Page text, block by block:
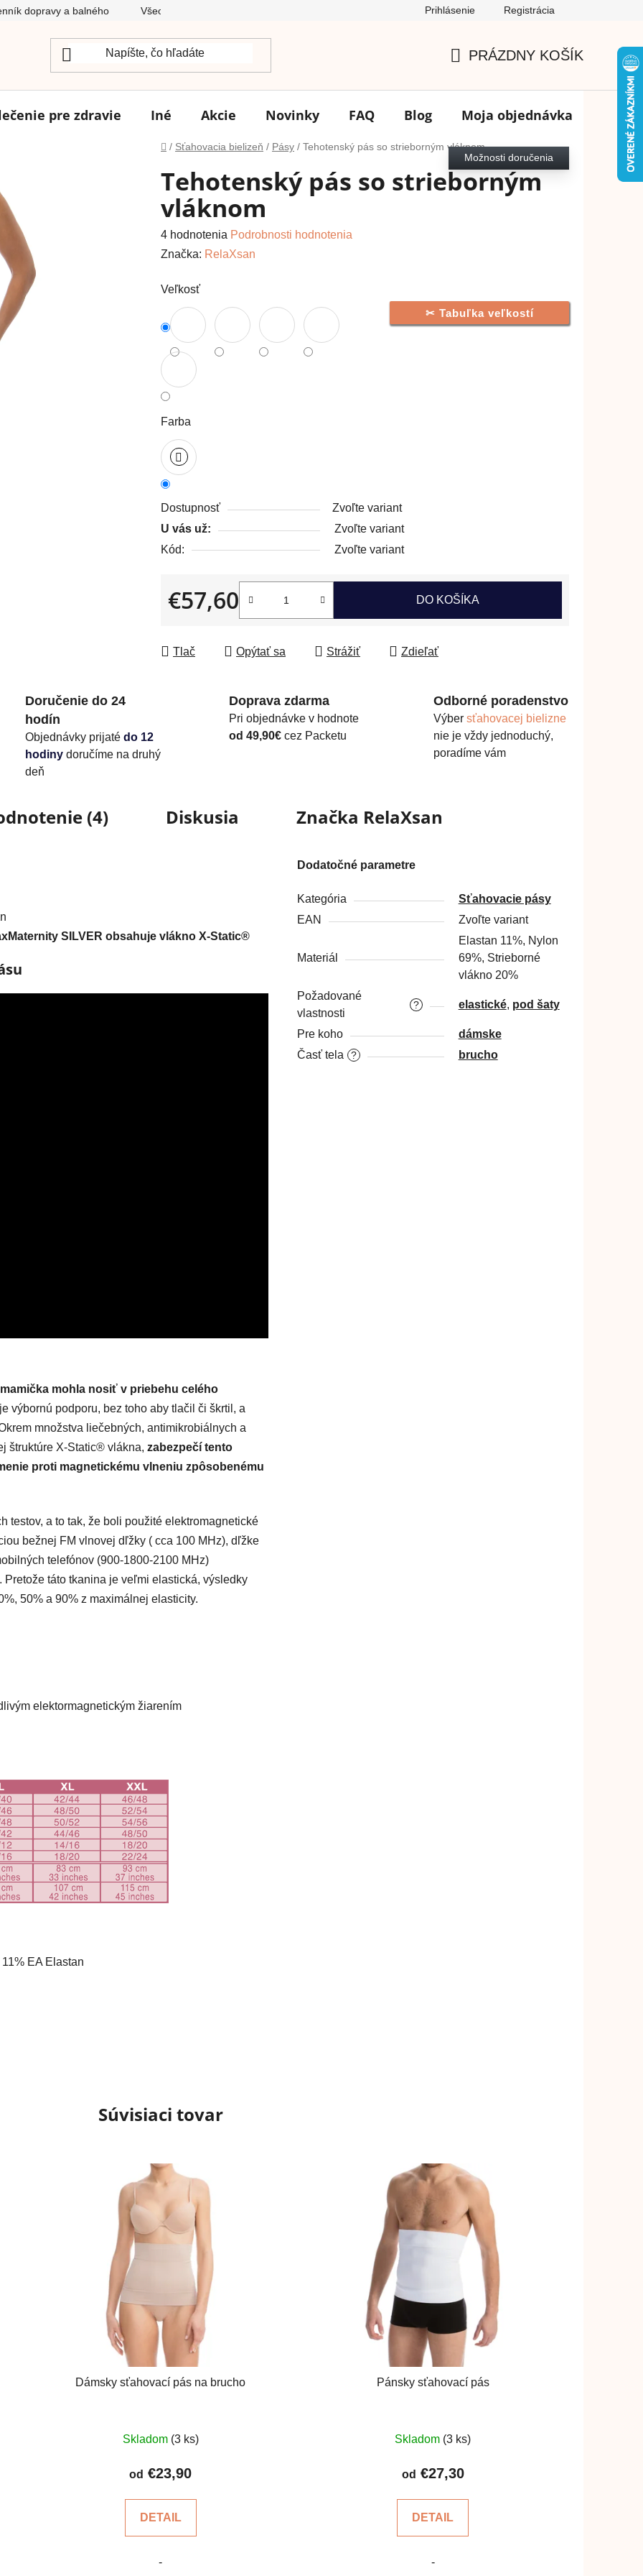
dopravy a balného Všeobecné obchodné podmienky Podmienky ochrany osobných údajov FAQ
Prihlásenie Registrácia
KOŠÍK
PRÁZDNY KOŠÍK
pre zdravie Iné Akcie Novinky FAQ Blog Moja objednávka
Domov
/ Sťahovacia bielizeň / Pásy / Tehotenský pás so strieborným vláknom
Tehotenský pás so strieborným
vláknom
Priemerné
hodnotenie
je
4,8
z
hviezdičiek.
4 hodnotenia Podrobnosti hodnotenia
Značka: RelaXsan
Tabuľka veľkostí
Veľkosť
Farba
Dostupnosť
Zvoľte variant
U vás už:
Zvoľte variant
Možnosti doručenia
Kód: Zvoľte variant
€57,60
Jednotková cena:
DO KOŠÍKA
Tlač Opýtať sa Strážiť Zdieľať
Doručenie do 24
hodín
Objednávky prijaté do 12
hodiny doručíme na druhý
deň
Doprava zdarma
Pri objednávke v hodnote
od 49,90€ cez Packetu
Odborné poradenstvo
Výber sťahovacej bielizne
nie je vždy jednoduchý,
poradíme vám
(4) Diskusia Značka RelaXsan
SILVER obsahuje vlákno X-Static®
mohla nosiť v priebehu celého
výbornú podporu, bez toho aby tlačil či škrtil, a
množstva liečebných, antimikrobiálnych a
štruktúre X-Static® vlákna, zabezpečí tento
proti magnetickému vlneniu zpôsobenému
testov, a to tak, že boli použité elektromagnetické
bežnej FM vlnovej dľžky ( cca 100 MHz), dľžke
telefónov (900-1800-2100 MHz)
táto tkanina je veľmi elastická, výsledky
50% a 90% z maximálnej elasticity.
elektormagnetickým žiarením
EA Elastan
Dodatočné parametre
Kategória
Sťahovacie pásy
EAN
Zvoľte variant
Materiál
Elastan 11%, Nylon
69%, Strieborné
vlákno 20%
?
Požadované
vlastnosti
elastické, pod šaty
Pre koho dámske
?
Časť tela brucho
Súvisiaci tovar
Dámsky sťahovací pás na brucho
hodnotenie
produktu
z
hviezdičiek.
Skladom (3 ks)
od €23,90
DETAIL
-
Pánsky sťahovací pás
hodnotenie
produktu
z
hviezdičiek.
Skladom (3 ks)
od €27,30
DETAIL
-